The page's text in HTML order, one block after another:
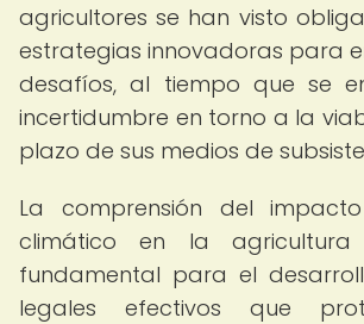
agricultores se han visto
estrategias innovadoras para
desafíos, al tiempo que se
incertidumbre en torno a la
plazo de sus medios de
La comprensión del
climático en la
fundamental para el
legales efectivos que